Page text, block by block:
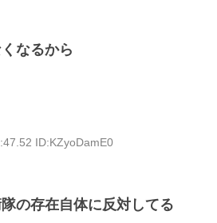
なるから
ID:KZyoDamE0
の存在自体に反対してる